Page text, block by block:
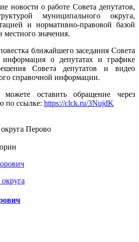
новости о работе Совета депутатов,
муниципального округа,
и нормативно-правовой базой
местного значения.
ближайшего заседания Совета
информация о депутатах и графике
Совета депутатов и видео
справочной информации.
оставить обращение через
по ссылке: https://clck.ru/3NujdK
Перово